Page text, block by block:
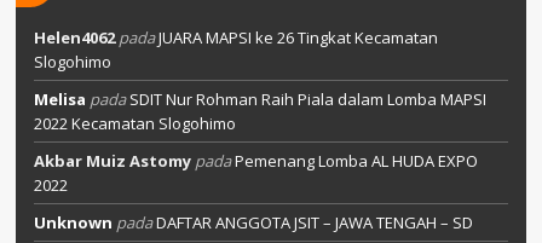
Helen4062padaJUARA MAPSI ke 26 Tingkat Kecamatan
Slogohimo
Melisa padaSDIT Nur Rohman Raih Piala dalam Lomba MAPSI
2022 Kecamatan Slogohimo
Akbar Muiz Astomy padaPemenang Lomba AL HUDA EXPO
2022
Unknown padaDAFTAR ANGGOTA JSIT – JAWA TENGAH – SD